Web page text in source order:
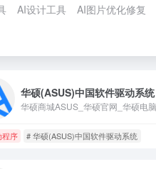
AI设计工具 AI图片优化修复
华硕(ASUS)中国软件驱动系统
程序 # 华硕(ASUS)中国软件驱动系统